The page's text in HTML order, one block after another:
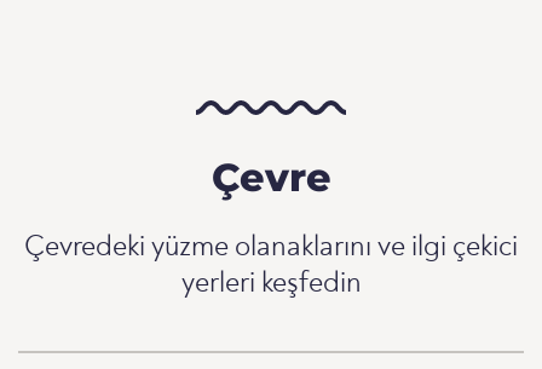
Çevre
Çevredeki yüzme olanaklarını ve ilgi çekici
yerleri keşfedin